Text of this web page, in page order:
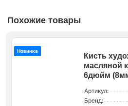
Похожие товары
Новинка
Кисть
масляной
6дюйм
Артикул:
Бренд: